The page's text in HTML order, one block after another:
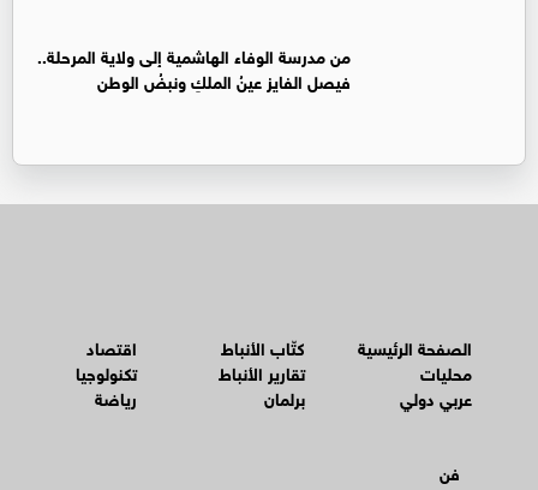
من مدرسة الوفاء الهاشمية إلى ولاية المرحلة..
فيصل الفايز عينُ الملكِ ونبضُ الوطن
الصفحة الرئيسية
محليات
عربي دولي
كتّاب الأنباط
تقارير الأنباط
برلمان
اقتصاد
تكنولوجيا
رياضة
فن